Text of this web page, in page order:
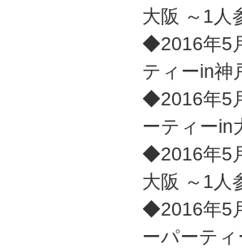
大阪 ～1人
◆2016年5
ティーin神
◆2016年5
ーティーin
◆2016年5
大阪 ～1人
◆2016年5
ーパーテ